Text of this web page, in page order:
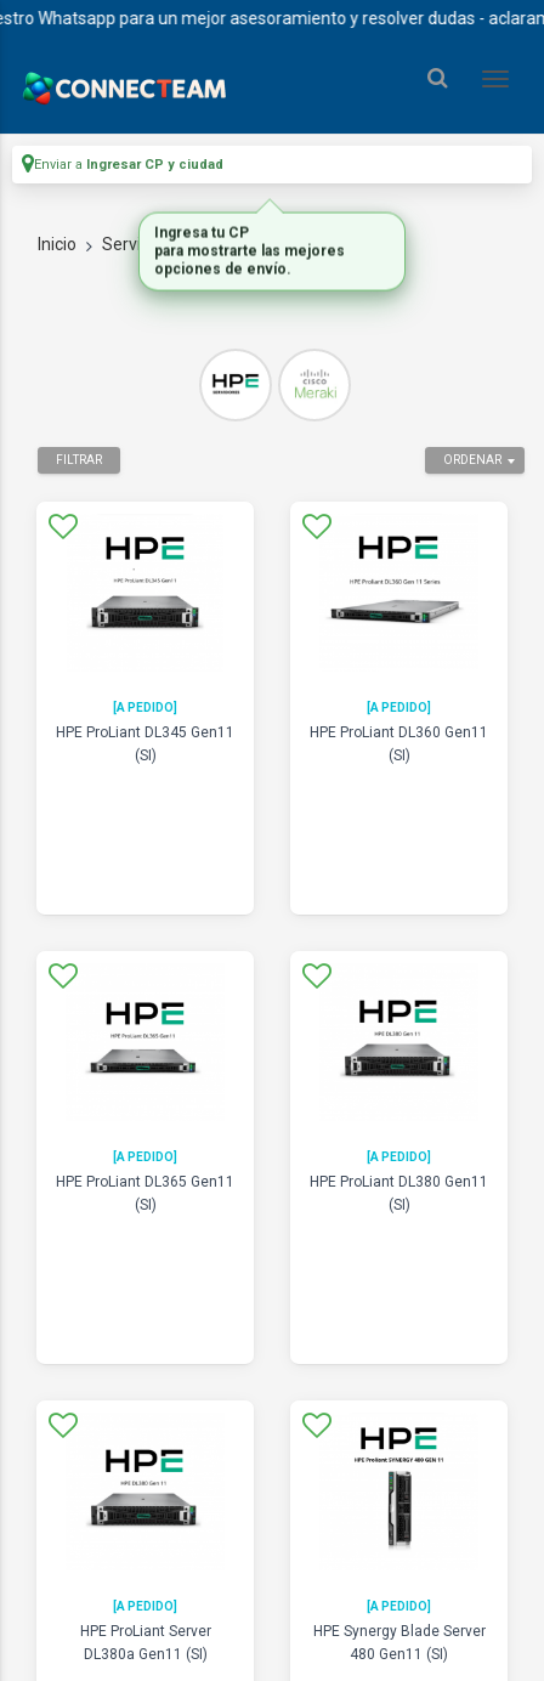
Whatsapp para un mejor asesoramiento y resolver dudas -
Enviar a Ingresar CP y ciudad
Inicio Servidores SERVIDORES A PEDIDO
ORDENAR
FILTRAR
[A PEDIDO]
HPE ProLiant DL345 Gen11
(SI)
[A PEDIDO]
HPE ProLiant DL360 Gen11
(SI)
[A PEDIDO]
HPE ProLiant DL365 Gen11
(SI)
[A PEDIDO]
HPE ProLiant DL380 Gen11
(SI)
[A PEDIDO]
HPE ProLiant Server
DL380a Gen11 (SI)
[A PEDIDO]
HPE Synergy Blade Server
480 Gen11 (SI)